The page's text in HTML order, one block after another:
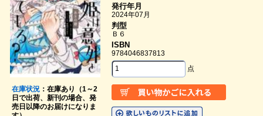
在庫状況：在庫あり（1～2
日で出荷、新刊の場合、発
売日以降のお届けになりま
発行年月
2024年07月
判型
Ｂ６
ISBN
9784046837813
点